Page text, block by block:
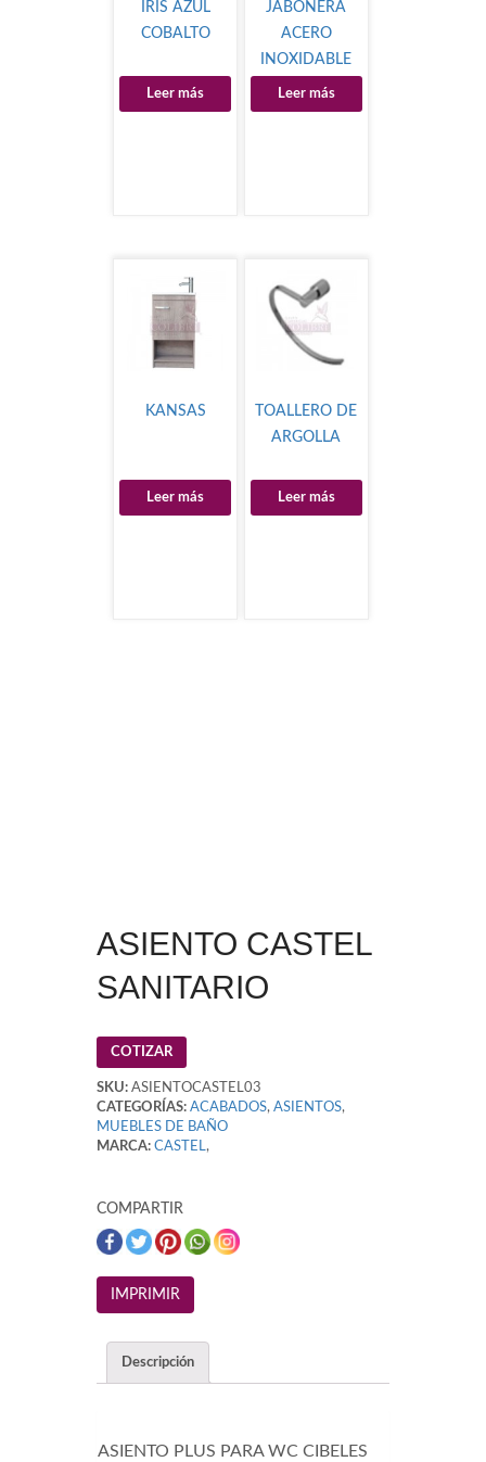
IRIS AZUL
COBALTO
Leer más
JABONERA
ACERO
INOXIDABLE
Leer más
KANSAS
Leer más
TOALLERO DE
ARGOLLA
Leer más
ASIENTO CASTEL
SANITARIO
COTIZAR
SKU: ASIENTOCASTEL03
CATEGORÍAS: ACABADOS, ASIENTOS,
MUEBLES DE BAÑO
MARCA: CASTEL,
COMPARTIR
Descripción
ASIENTO PLUS PARA WC CIBELES